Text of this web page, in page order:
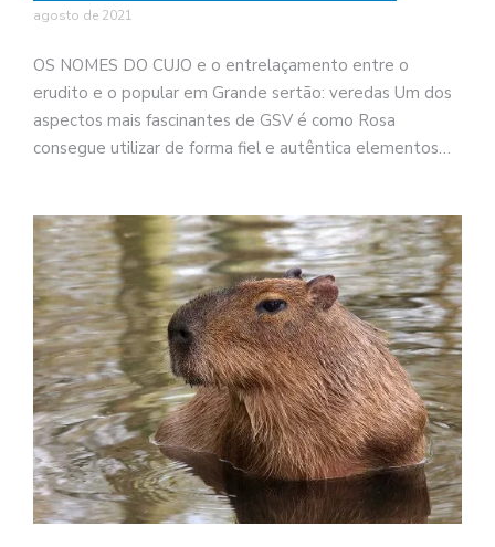
agosto de 2021
OS NOMES DO CUJO e o entrelaçamento entre o
erudito e o popular em Grande sertão: veredas Um dos
aspectos mais fascinantes de GSV é como Rosa
consegue utilizar de forma fiel e autêntica elementos…